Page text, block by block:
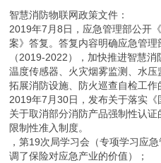
智慧消防物联网政策文件：
2019年7月8日，应急管理部公开
案》答复。答复内容明确应急管理
（2019-2022），加快推进智慧
温度传感器、火灾烟雾监测、水压
拓展消防设施、防火巡查自检工作
2019年7月30日，发布关于落实
关于取消部分消防产品强制性认
限制性准入制度。
，第19次局学习会（专项学习应
调了保险对应急产业的价值）；